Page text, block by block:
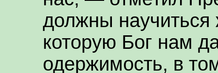
должны научиться
которую Бог нам
одержимость, в